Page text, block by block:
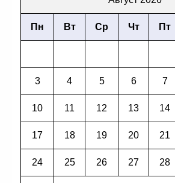
Пн Вт Ср Чт Пт
3 4 5 6 7
10 11 12 13 14
17 18 19 20 21
24 25 26 27 28